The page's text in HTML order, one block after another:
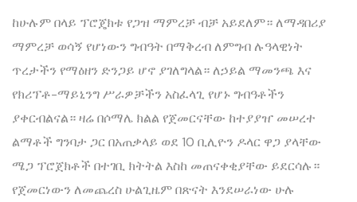
ከሁሉም በላይ ፕሮጄክቱ የጋዝ ማምረቻ ብቻ አይደለም። ለማዳበሪያ
ማምረቻ ወሳኝ የሆነውን ግብዓት በማቅረብ ለምግብ ሉዓላዊነት
ጥረታችን የማዕዘን ድንጋይ ሆኖ ያገለግላል። ለኃይል ማመንጫ እና
የክሪፕቶ-ማይኒንግ ሥራዎቻችን አስፈላጊ የሆኑ ግብዓቶችን
ያቀርብልናል። ዛሬ በሶማሌ ክልል የጀመርናቸው ከተያያዠ‍ መሠረተ
ልማቶች ግንባታ ጋር በአጠቃላይ ወደ 10 ቢሊዮን ዶላር ዋጋ ያላቸው
ሜጋ ፕሮጀክቶች በተገቢ ክትትል እስከ መጠናቀቂያቸው ይደርሳሉ።
የጀመርነውን ለመጨረስ ሁልጊዜም በጽናት እንደሠራነው ሁሉ